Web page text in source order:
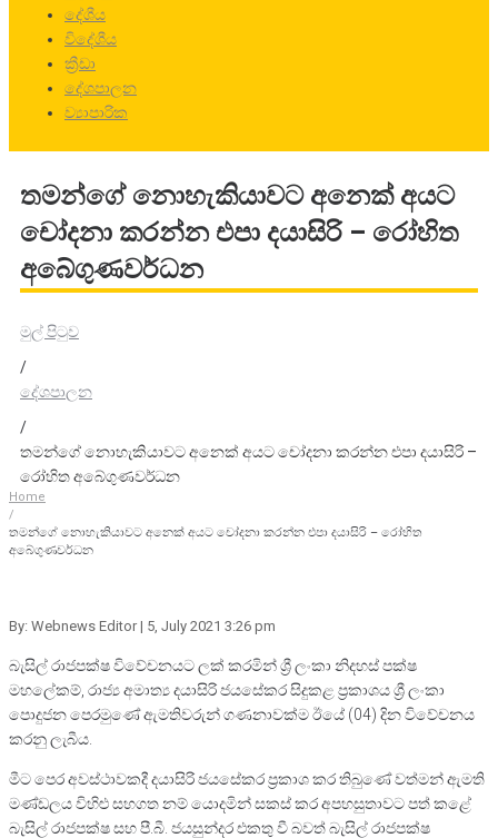
දේශීය
විදේශීය
ක්‍රීඩා
දේශපාලන
ව්‍යාපාරික
තමන්ගේ නොහැකියාවට අනෙක් අයට
චෝදනා කරන්න එපා දයාසිරි – රෝහිත
අබේගුණවර්ධන
මුල් පිටුව
/
දේශපාලන
/
තමන්ගේ නොහැකියාවට අනෙක් අයට චෝදනා කරන්න එපා දයාසිරි –
රෝහිත අබේගුණවර්ධන
Home
/
තමන්ගේ නොහැකියාවට අනෙක් අයට චෝදනා කරන්න එපා දයාසිරි – රෝහිත
අබේගුණවර්ධන
By: Webnews Editor | 5, July 2021 3:26 pm
බැසිල් රාජපක්ෂ විවේචනයට ලක් කරමින් ශ්‍රී ලංකා නිදහස් පක්ෂ
මහලේකම්, රාජ්‍ය අමාත්‍ය දයාසිරි ජයසේකර සිදුකළ ප්‍රකාශය ශ්‍රී ලංකා
පොදුජන පෙරමුණේ ඇමතිවරුන් ගණනාවක්ම ඊයේ (04) දින විවේචනය
කරනු ලැබීය.
මීට පෙර අවස්ථාවකදී දයාසිරි ජයසේකර ප්‍රකාශ කර තිබුණේ වත්මන් ඇමති
මණ්ඩලය විහිළු සහගත නම් යොදමින් සකස් කර අපහසුතාවට පත් කළේ
බැසිල් රාජපක්ෂ සහ පී.බී. ජයසුන්දර එකතු වී බවත් බැසිල් රාජපක්ෂ